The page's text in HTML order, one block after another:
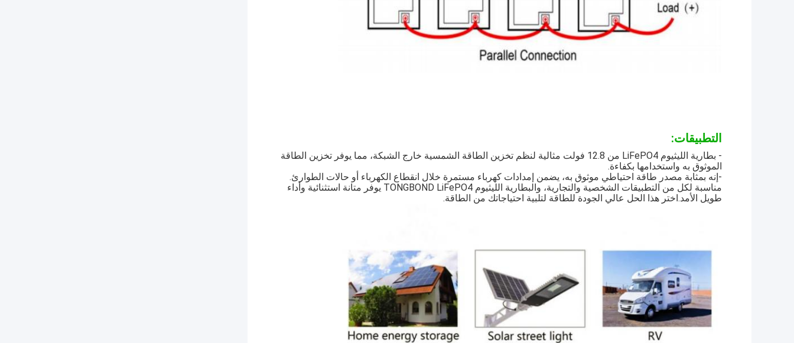
التطبيقات:
- بطارية الليثيوم LiFePO4 من 12.8 فولت مثالية لنظم تخزين الطاقة الشمسية خارج الشبكة، مما يوفر تخزين الطاقة
الموثوق به واستخدامها بكفاءة.
-إنه بمثابة مصدر طاقة احتياطي موثوق به، يضمن إمدادات كهرباء مستمرة خلال انقطاع الكهرباء أو حالات الطوارئ.
مناسبة لكل من التطبيقات الشخصية والتجارية، والبطارية الليثيوم TONGBOND LiFePO4 يوفر متانة استثنائية وأداء
طويل الأمد.اختر هذا الحل عالي الجودة للطاقة لتلبية احتياجاتك من الطاقة.